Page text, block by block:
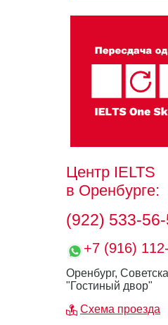
Центр IELTS
в Оренбурге:
(922) 533-
+7 (916)
Оренбург,
"Гостиный двор"
Схема проезда